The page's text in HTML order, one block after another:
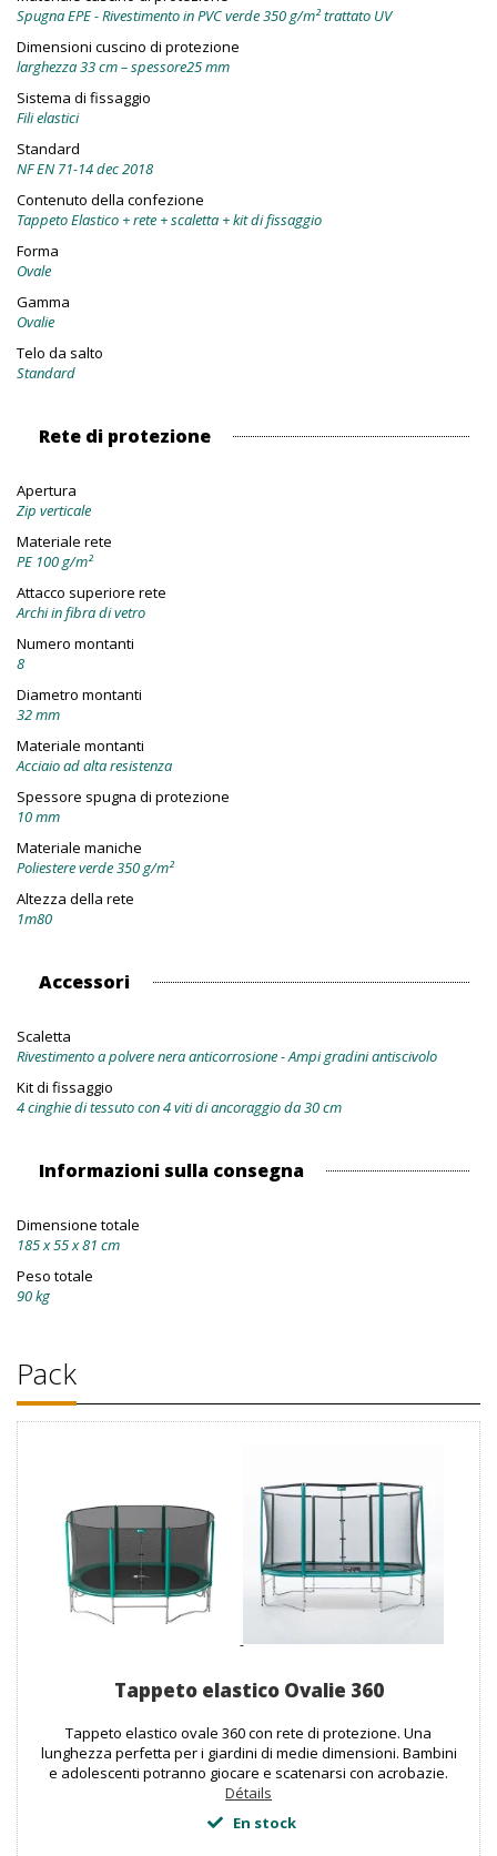
Spugna EPE - Rivestimento in PVC verde 350 g/m² trattato UV
Dimensioni cuscino di protezione
larghezza 33 cm – spessore25 mm
Sistema di fissaggio
Fili elastici
Standard
NF EN 71-14 dec 2018
Contenuto della confezione
Tappeto Elastico + rete + scaletta + kit di fissaggio
Forma
Ovale
Gamma
Ovalie
Telo da salto
Standard
Rete di protezione
Apertura
Zip verticale
Materiale rete
PE 100 g/m²
Attacco superiore rete
Archi in fibra di vetro
Numero montanti
8
Diametro montanti
32 mm
Materiale montanti
Acciaio ad alta resistenza
Spessore spugna di protezione
10 mm
Materiale maniche
Poliestere verde 350 g/m²
Altezza della rete
1m80
Accessori
Scaletta
Rivestimento a polvere nera anticorrosione - Ampi gradini antiscivolo
Kit di fissaggio
4 cinghie di tessuto con 4 viti di ancoraggio da 30 cm
Informazioni sulla consegna
Dimensione totale
185 x 55 x 81 cm
Peso totale
90 kg
Pack
Tappeto elastico Ovalie 360
Tappeto elastico ovale 360 con rete di protezione. Una
lunghezza perfetta per i giardini di medie dimensioni. Bambini
e adolescenti potranno giocare e scatenarsi con acrobazie.
Détails
En stock